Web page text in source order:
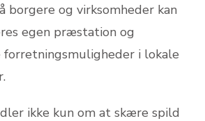
borgere og virksomheder kan
egen præstation og
forretningsmuligheder i lokale
ikke kun om at skære spild